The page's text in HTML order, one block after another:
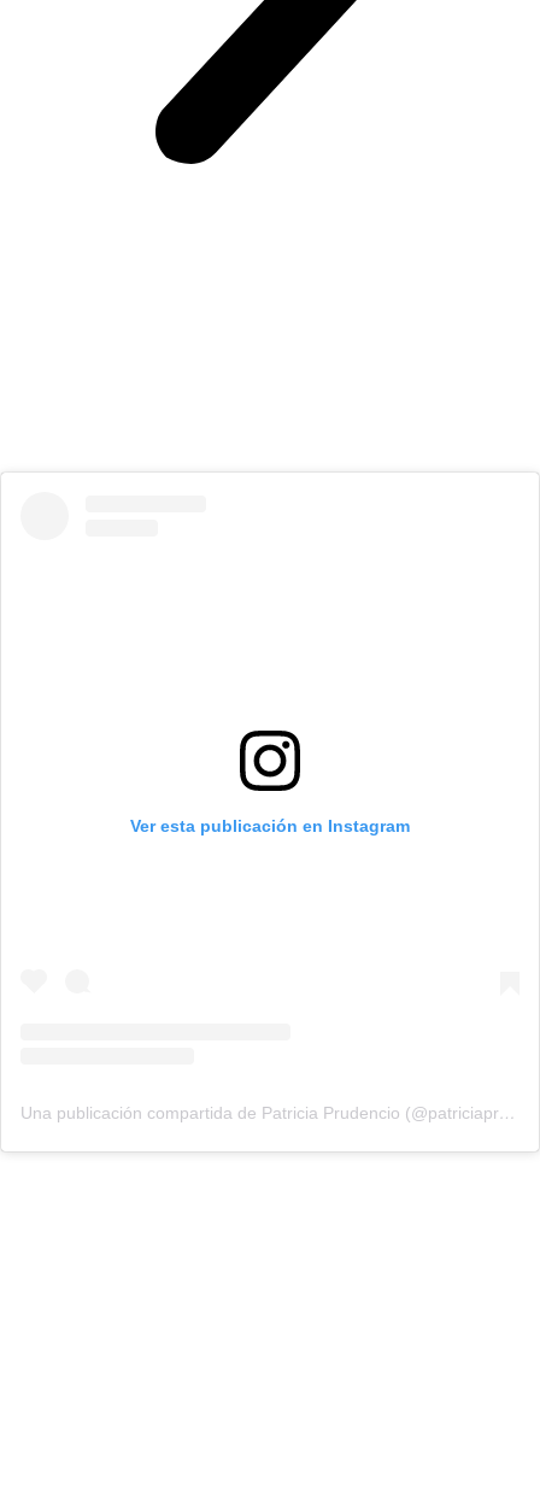
Ver esta publicación en Instagram
Una publicación compartida de Patricia Prudencio (@patriciaprudencio98)